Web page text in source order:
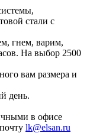
стали с
гнем, варим,
На выбор 2500
вам размера и
день.
в офисе
lk@elsan.ru